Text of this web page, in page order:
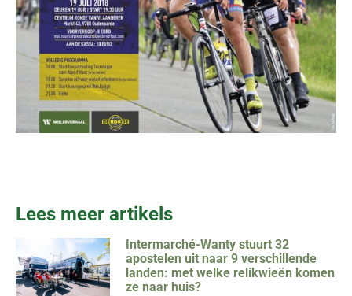
Lees meer artikels
Intermarché-Wanty stuurt 32
apostelen uit naar 9 verschillende
landen: met welke relikwieën komen
ze naar huis?